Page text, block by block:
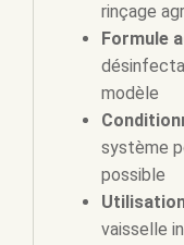
rinçage
Formule
modèle
système
possible
vaisselle